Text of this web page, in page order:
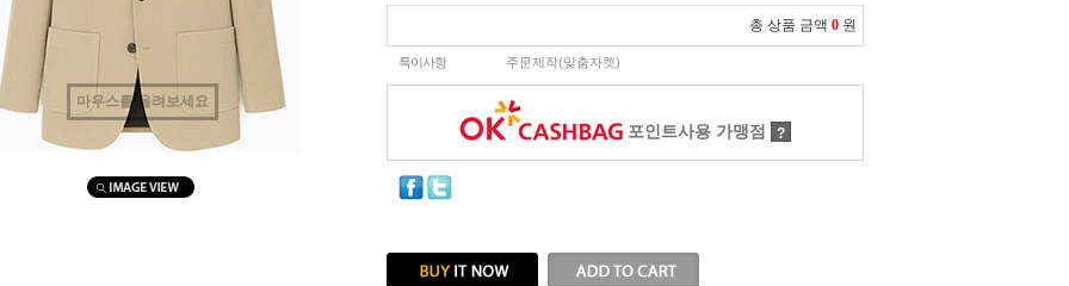
마우스를 올려보세요
총 상품 금액 0 원
특이사항 주문제작(맞춤자켓)
포인트사용 가맹점 ?